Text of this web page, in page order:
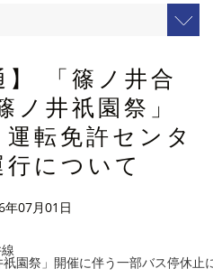
】 「篠ノ井合
井祇園祭」
転免許センタ
について
年07月01日
祇園祭」開催に伴う一部バス停休止